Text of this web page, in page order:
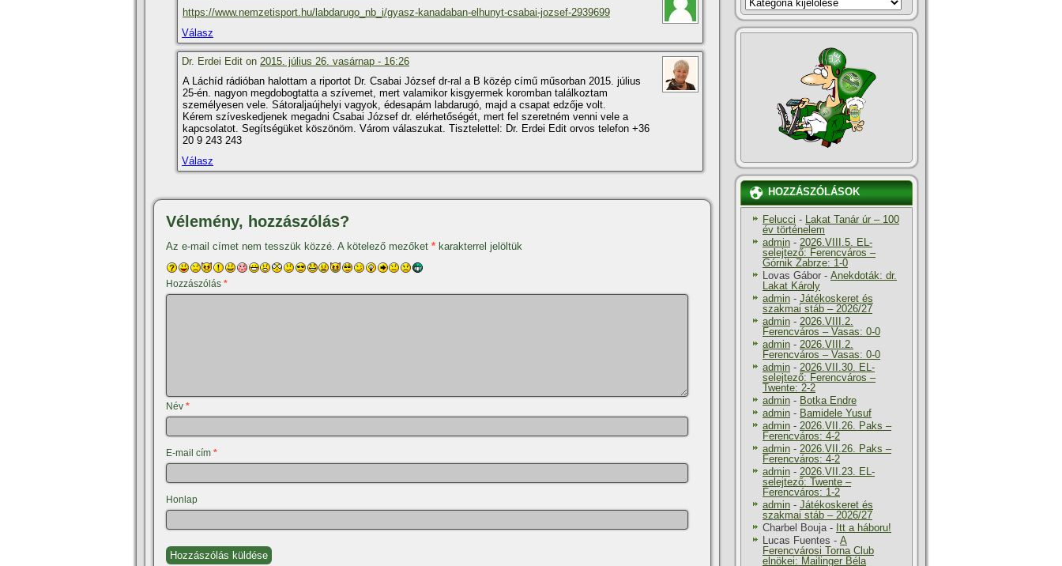
https://www.nemzetisport.hu/labdarugo_nb_i/gyasz-kanadaban-elhunyt-csabai-jozsef-2939699
Válasz
Dr. Erdei Edit on 2015. július 26. vasárnap - 16:26
A Láchí­d rádióban halottam a riportot Dr. Csabai József dr-ral a B közép cí­mű műsorban 2015. július
25-én. nagyon megdobogtatta a szí­vemet, mert valamikor kisgyermek koromban találkoztam
személyesen vele. Sátoraljaújhelyi vagyok, édesapám labdarugó, majd a csapat edzője volt.
Kérem szí­veskedjenek megadni Csabai József dr. elérhetőségét, mert fel szeretném venni vele a
kapcsolatot. Segí­tségüket köszönöm. Várom válaszukat. Tisztelettel: Dr. Erdei Edit orvos telefon +36
20 9 243 243
Válasz
Vélemény, hozzászólás?
Az e-mail címet nem tesszük közzé. A kötelező mezőket * karakterrel jelöltük
Hozzászólás *
Név *
E-mail cím *
Honlap
HOZZÁSZÓLÁSOK
Felucci - Lakat Tanár úr – 100
év történelem
admin - 2026.VIII.5. EL-
selejtező: Ferencváros –
Górnik Zabrze: 1-0
Lovas Gábor - Anekdoták: dr.
Lakat Károly
admin - Játékoskeret és
szakmai stáb – 2026/27
admin - 2026.VIII.2.
Ferencváros – Vasas: 0-0
admin - 2026.VIII.2.
Ferencváros – Vasas: 0-0
admin - 2026.VII.30. EL-
selejtező: Ferencváros –
Twente: 2-2
admin - Botka Endre
admin - Bamidele Yusuf
admin - 2026.VII.26. Paks –
Ferencváros: 4-2
admin - 2026.VII.26. Paks –
Ferencváros: 4-2
admin - 2026.VII.23. EL-
selejtező: Twente –
Ferencváros: 1-2
admin - Játékoskeret és
szakmai stáb – 2026/27
Charbel Bouja- Itt a háboru!
Lucas Fuentes - A
Ferencvárosi Torna Club
elnökei: Mailinger Béla